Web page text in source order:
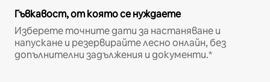
Гъвкавост, от която се нуждаете
Изберете точните дати за настаняване и
напускане и резервирайте лесно онлайн, без
допълнителни задължения и документи.*